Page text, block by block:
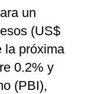
un
(US$
la próxima
0.2% y
(PBI),